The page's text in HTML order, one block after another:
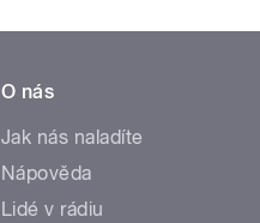
O nás
Jak nás naladíte
Nápověda
Lidé v rádiu